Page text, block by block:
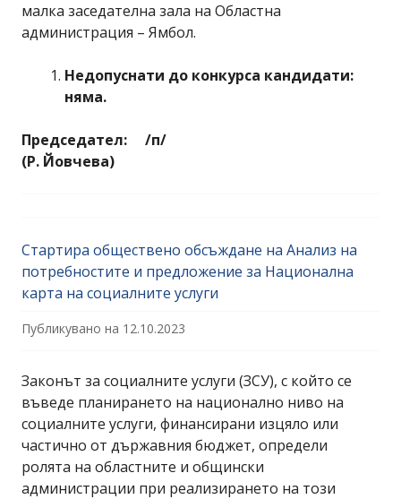
малка заседателна зала на Областна
администрация – Ямбол.
Недопуснати до конкурса кандидати:
няма.
Председател: /п/
(Р. Йовчева)
Стартира обществено обсъждане на Анализ на
потребностите и предложение за Национална
карта на социалните услуги
Публикувано на 12.10.2023
Законът за социалните услуги (ЗСУ), с който се
въведе планирането на национално ниво на
социалните услуги, финансирани изцяло или
частично от държавния бюджет, определи
ролята на областните и общински
администрации при реализирането на този